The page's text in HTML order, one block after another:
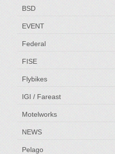
BSD
EVENT
Federal
FISE
Flybikes
IGI / Fareast
Motelworks
NEWS
Pelago